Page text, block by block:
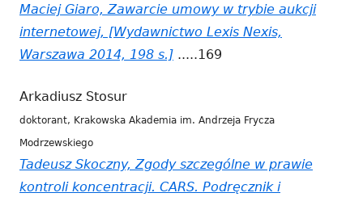
Maciej Giaro, Zawarcie umowy w trybie aukcji
internetowej, [Wydawnictwo Lexis Nexis,
Warszawa 2014, 198 s.] Strona
w
oknie
.....169
Arkadiusz Stosur
doktorant, Krakowska Akademia im. Andrzeja Frycza
Modrzewskiego
Tadeusz Skoczny, Zgody szczególne w prawie
kontroli koncentracji. CARS. Podręcznik i